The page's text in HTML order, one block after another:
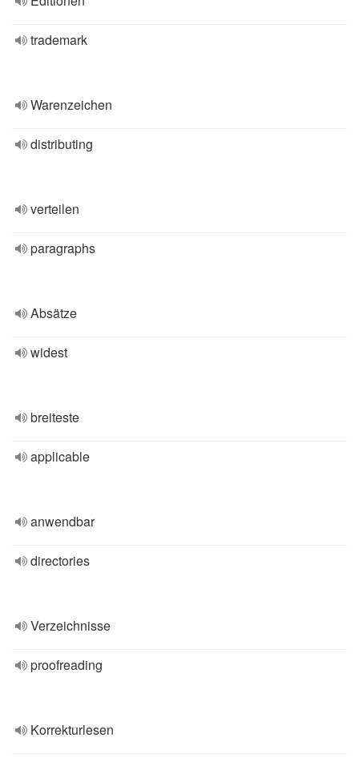
trademark
Warenzeichen
distributing
verteilen
paragraphs
Absätze
widest
breiteste
applicable
anwendbar
directories
Verzeichnisse
proofreading
Korrekturlesen